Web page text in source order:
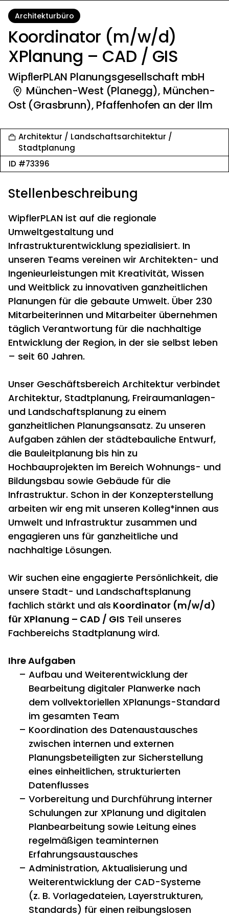
Architekturbüro
Koordinator (m/w/d)
XPlanung – CAD / GIS
WipflerPLAN Planungsgesellschaft mbH
München-West (Planegg), München-
Ost (Grasbrunn), Pfaffenhofen an der Ilm
Architektur / Landschaftsarchitektur /
Stadtplanung
ID #73396
Stellenbeschreibung
WipflerPLAN ist auf die regionale
Umweltgestaltung und
Infrastrukturentwicklung spezialisiert. In
unseren Teams vereinen wir Architekten- und
Ingenieurleistungen mit Kreativität, Wissen
und Weitblick zu innovativen ganz­heitlichen
Planungen für die gebaute Umwelt. Über 230
Mitarbeiterinnen und Mitarbeiter übernehmen
täglich Verantwortung für die nachhaltige
Entwicklung der Region, in der sie selbst leben
– seit 60 Jahren.
Unser Geschäftsbereich Architektur verbindet
Architektur, Stadtplanung, Freiraumanlagen-
und Landschaftsplanung zu einem
ganzheitlichen Planungsansatz. Zu unseren
Aufgaben zählen der städtebauliche Entwurf,
die Bauleitplanung bis hin zu
Hochbauprojekten im Bereich Wohnungs- und
Bildungsbau sowie Gebäude für die
Infrastruktur. Schon in der Konzepterstellung
arbeiten wir eng mit unseren Kolleg*innen aus
Umwelt und Infrastruktur zusammen und
engagieren uns für ganzheitliche und
nachhaltige Lösungen.
Wir suchen eine engagierte Persönlichkeit, die
unsere Stadt- und Landschaftsplanung
fachlich stärkt und als Koordinator (m/w/d)
für XPlanung – CAD / GIS Teil unseres
Fachbereichs Stadtplanung wird.
Ihre Aufgaben
Aufbau und Weiterentwicklung der
Bearbeitung digitaler Planwerke nach
dem vollvektoriellen XPlanungs-Standard
im gesamten Team
Koordination des Datenaustausches
zwischen internen und externen
Planungsbeteiligten zur Sicherstellung
eines einheitlichen, strukturierten
Datenflusses
Vorbereitung und Durchführung interner
Schulungen zur XPlanung und digitalen
Planbearbeitung sowie Leitung eines
regelmäßigen teaminternen
Erfahrungsaustausches
Administration, Aktualisierung und
Weiterentwicklung der CAD-Systeme
(z. B. Vorlagedateien, Layerstrukturen,
Standards) für einen reibungslosen